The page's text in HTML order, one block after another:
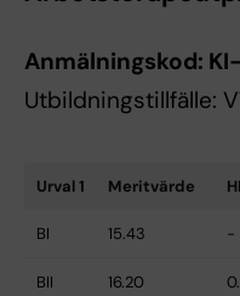
Anmälningskod:
Utbildningstillfälle:
Urval 1 Meritvärde
BI 15.43 -
BII 16.20